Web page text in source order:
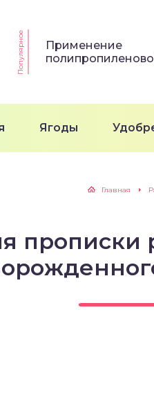
Популярное
Применение
Ягоды
Главная
прописки